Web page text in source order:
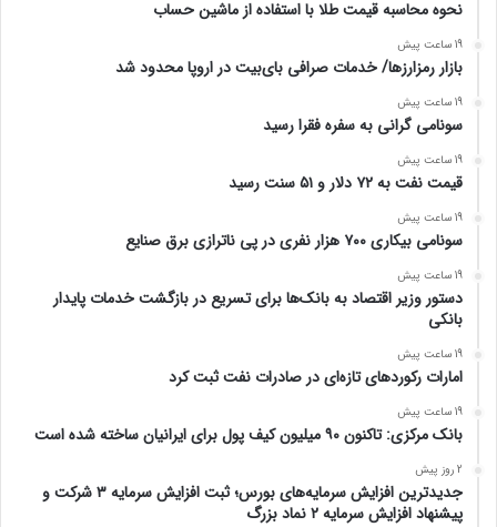
نحوه محاسبه قیمت طلا با استفاده از ماشین حساب
19 ساعت پیش
بازار رمزارزها/ خدمات صرافی بای‌بیت در اروپا محدود شد
19 ساعت پیش
سونامی گرانی به سفره فقرا رسید
19 ساعت پیش
قیمت نفت به ۷۲ دلار و ۵۱ سنت رسید
19 ساعت پیش
سونامی بیکاری ۷۰۰ هزار نفری در پی ناترازی برق صنایع
19 ساعت پیش
دستور وزیر اقتصاد به بانک‌ها برای تسریع در بازگشت خدمات پایدار
بانکی
19 ساعت پیش
امارات رکورد‌های تازه‌ای در صادرات نفت ثبت کرد
19 ساعت پیش
بانک مرکزی: تاکنون ۹۰ میلیون کیف پول برای ایرانیان ساخته شده است
2 روز پیش
جدیدترین افزایش سرمایه‌های بورس؛ ثبت افزایش سرمایه ۳ شرکت و
پیشنهاد افزایش سرمایه ۲ نماد بزرگ